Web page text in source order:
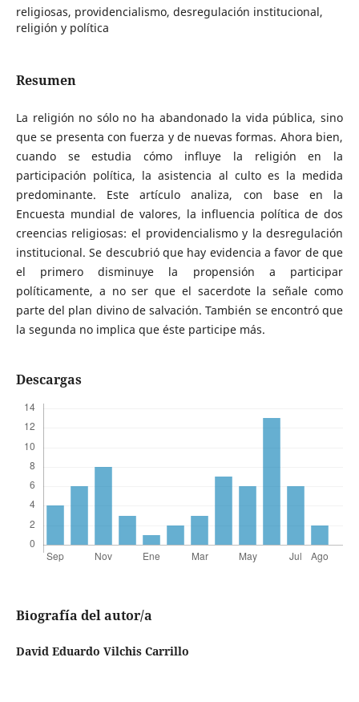
religiosas, providencialismo, desregulación institucional,
religión y política
Resumen
La religión no sólo no ha abandonado la vida pública, sino
que se presenta con fuerza y de nuevas formas. Ahora bien,
cuando se estudia cómo influye la religión en la
participación política, la asistencia al culto es la medida
predominante. Este artículo analiza, con base en la
Encuesta mundial de valores, la influencia política de dos
creencias religiosas: el providencialismo y la desregulación
institucional. Se descubrió que hay evidencia a favor de que
el primero disminuye la propensión a participar
políticamente, a no ser que el sacerdote la señale como
parte del plan divino de salvación. También se encontró que
la segunda no implica que éste participe más.
Descargas
Biografía del autor/a
David Eduardo Vilchis Carrillo